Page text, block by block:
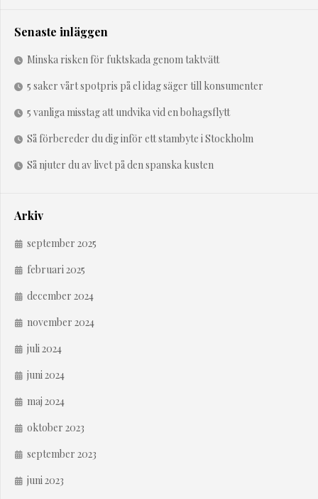
Senaste inläggen
Minska risken för fuktskada genom taktvätt
5 saker vårt spotpris på el idag säger till konsumenter
5 vanliga misstag att undvika vid en bohagsflytt
Så förbereder du dig inför ett stambyte i Stockholm
Så njuter du av livet på den spanska kusten
Arkiv
september 2025
februari 2025
december 2024
november 2024
juli 2024
juni 2024
maj 2024
oktober 2023
september 2023
juni 2023